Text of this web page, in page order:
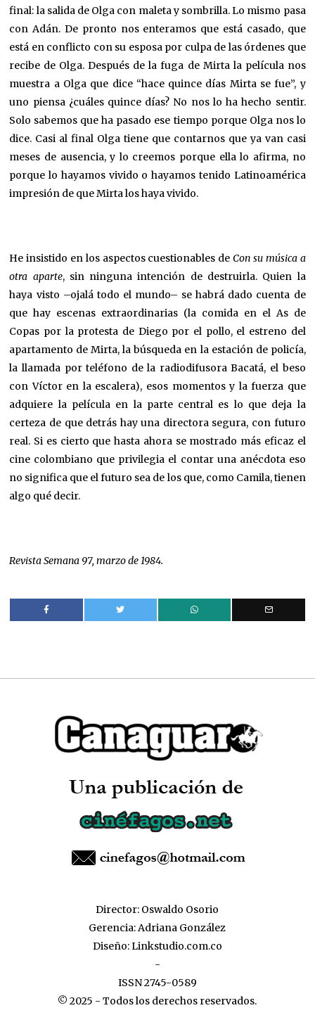
final: la salida de Olga con maleta y sombrilla. Lo mismo pasa
con Adán. De pronto nos enteramos que está casado, que
está en conflicto con su esposa por culpa de las órdenes que
recibe de Olga. Después de la fuga de Mirta la película nos
muestra a Olga que dice “hace quince días Mirta se fue”, y
uno piensa ¿cuáles quince días? No nos lo ha hecho sentir.
Solo sabemos que ha pasado ese tiempo porque Olga nos lo
dice. Casi al final Olga tiene que contarnos que ya van casi
meses de ausencia, y lo creemos porque ella lo afirma, no
porque lo hayamos vivido o hayamos tenido Latinoamérica
impresión de que Mirta los haya vivido.
He insistido en los aspectos cuestionables deCon su música a
otra aparte, sin ninguna intención de destruirla. Quien la
haya visto –ojalá todo el mundo– se habrá dado cuenta de
que hay escenas extraordinarias (la comida en el As de
Copas por la protesta de Diego por el pollo, el estreno del
apartamento de Mirta, la búsqueda en la estación de policía,
la llamada por teléfono de la radiodifusora Bacatá, el beso
con Víctor en la escalera), esos momentos y la fuerza que
adquiere la película en la parte central es lo que deja la
certeza de que detrás hay una directora segura, con futuro
real. Si es cierto que hasta ahora se mostrado más eficaz el
cine colombiano que privilegia el contar una anécdota eso
no significa que el futuro sea de los que, como Camila, tienen
algo qué decir.
Revista Semana 97, marzo de 1984.
Director: Oswaldo Osorio
Gerencia: Adriana González
Diseño:Linkstudio.com.co
-
ISSN 2745-0589
© 2025 - Todos los derechos reservados.